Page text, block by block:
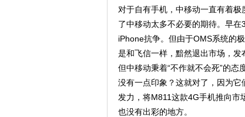
对于自有手机，中移动一直有着
了中移动太多不必要的期待。早
iPhone抗争。但由于OMS系统的
是和飞信一样，黯然退出市场，发
但中移动秉着“不作就不会死”的
没有一点印象？这就对了，因为
发力，将M811这款4G手机推向市
也没有出彩的地方。